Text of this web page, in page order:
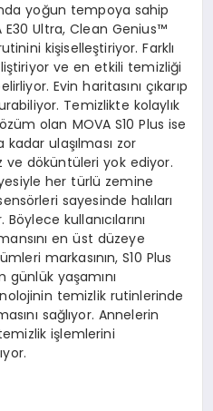
yoğun tempoya sahip
Ultra, Clean Genius™
kişiselleştiriyor. Farklı
ve en etkili temizliği
Evin haritasını çıkarıp
Temizlikte kolaylık
olan MOVA S10 Plus ise
ulaşılması zor
ve döküntüleri yok ediyor.
her türlü zemine
sayesinde halıları
kullanıcılarını
en üst düzeye
markasının, S10 Plus
günlük yaşamını
temizlik rutinlerinde
sağlıyor. Annelerin
işlemlerini